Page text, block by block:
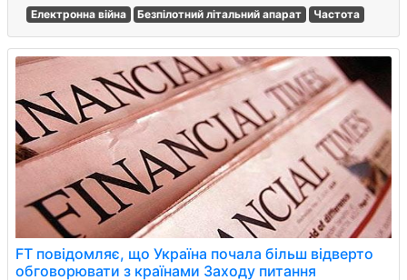
Електронна війна Безпілотний літальний апарат Частота
FT повідомляє, що Україна почала більш відверто
обговорювати з країнами Заходу питання